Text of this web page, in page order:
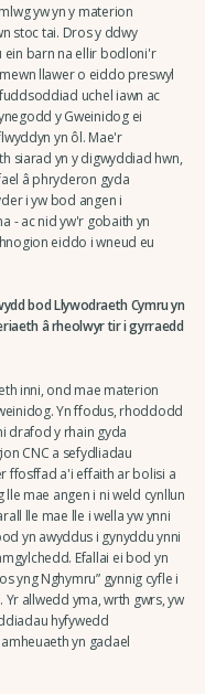
yw yn y materion
stoc tai. Dros y ddwy
ein barn na ellir bodloni'r
mewn llawer o eiddo preswyl
uchel iawn ac
y Gweinidog ei
yn ôl. Mae'r
siarad yn y digwyddiad hwn,
â phryderon gyda
i yw bod angen i
- ac nid yw'r gobaith yn
eiddo i wneud eu
bod Llywodraeth Cymru yn
â rheolwyr tir i gyrraedd
inni, ond mae materion
Yn ffodus, rhoddodd
drafod y rhain gyda
CNC a sefydliadau
ffosffad a'i effaith ar bolisi a
mae angen i ni weld cynllun
lle mae lle i wella yw ynni
yn awyddus i gynyddu ynni
Efallai ei bod yn
yng Nghymru” gynnig cyfle i
allwedd yma, wrth gwrs, yw
hyfywedd
yn gadael